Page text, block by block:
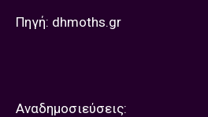
Πηγή: dhmoths.gr
Aναδημοσιεύσεις: